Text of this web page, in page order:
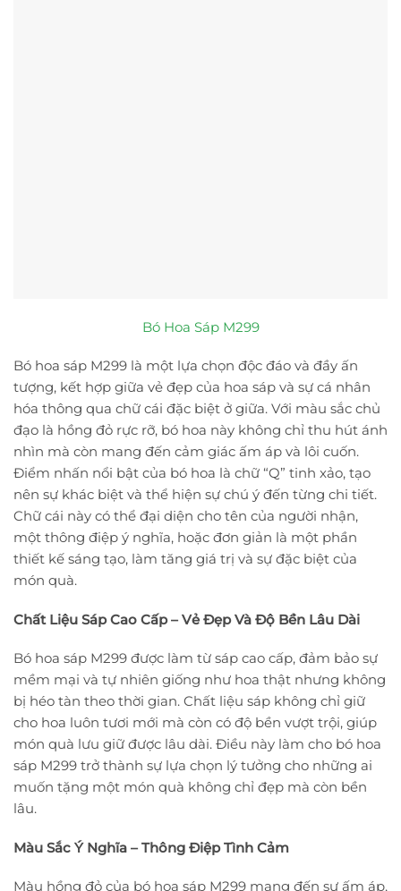
Bó Hoa Sáp M299
Bó hoa sáp M299 là một lựa chọn độc đáo và đầy ấn
tượng, kết hợp giữa vẻ đẹp của hoa sáp và sự cá nhân
hóa thông qua chữ cái đặc biệt ở giữa. Với màu sắc chủ
đạo là hồng đỏ rực rỡ, bó hoa này không chỉ thu hút ánh
nhìn mà còn mang đến cảm giác ấm áp và lôi cuốn.
Điểm nhấn nổi bật của bó hoa là chữ “Q” tinh xảo, tạo
nên sự khác biệt và thể hiện sự chú ý đến từng chi tiết.
Chữ cái này có thể đại diện cho tên của người nhận,
một thông điệp ý nghĩa, hoặc đơn giản là một phần
thiết kế sáng tạo, làm tăng giá trị và sự đặc biệt của
món quà.
Chất Liệu Sáp Cao Cấp – Vẻ Đẹp Và Độ Bền Lâu Dài
Bó hoa sáp M299 được làm từ sáp cao cấp, đảm bảo sự
mềm mại và tự nhiên giống như hoa thật nhưng không
bị héo tàn theo thời gian. Chất liệu sáp không chỉ giữ
cho hoa luôn tươi mới mà còn có độ bền vượt trội, giúp
món quà lưu giữ được lâu dài. Điều này làm cho bó hoa
sáp M299 trở thành sự lựa chọn lý tưởng cho những ai
muốn tặng một món quà không chỉ đẹp mà còn bền
lâu.
Màu Sắc Ý Nghĩa – Thông Điệp Tình Cảm
Màu hồng đỏ của bó hoa sáp M299 mang đến sự ấm áp,